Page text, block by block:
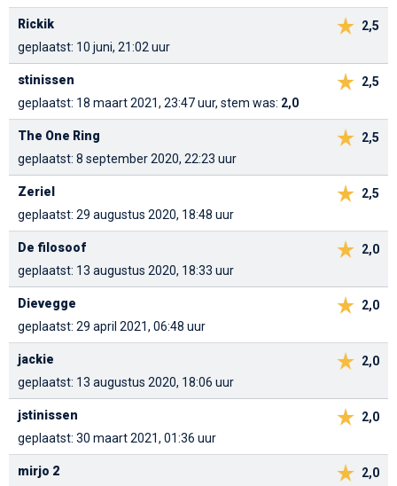
2,5
Rickik
geplaatst: 10 juni, 21:02 uur
2,5
stinissen
geplaatst: 18 maart 2021, 23:47 uur, stem was: 2,0
2,5
The One Ring
geplaatst: 8 september 2020, 22:23 uur
2,5
Zeriel
geplaatst: 29 augustus 2020, 18:48 uur
2,0
De filosoof
geplaatst: 13 augustus 2020, 18:33 uur
2,0
Dievegge
geplaatst: 29 april 2021, 06:48 uur
2,0
jackie
geplaatst: 13 augustus 2020, 18:06 uur
2,0
jstinissen
geplaatst: 30 maart 2021, 01:36 uur
2,0
mirjo 2